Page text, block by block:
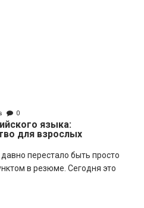
0
языка:
для взрослых
перестало быть просто
в резюме. Сегодня это